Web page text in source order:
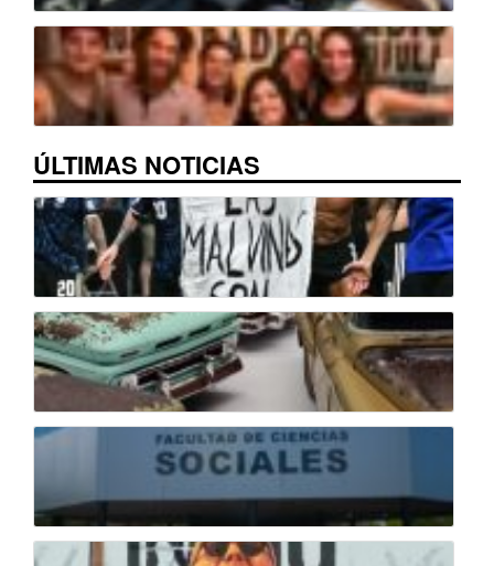
ÚLTIMAS NOTICIAS